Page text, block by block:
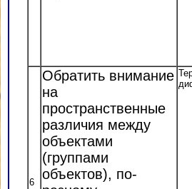
6
Обратить внимание
на
пространственные
различия между
объектами
(группами
объектов), по-